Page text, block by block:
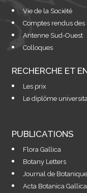
Vie de la Société
Comptes rendus des
Antenne Sud-Ouest
Colloques
RECHERCHE ET
Les prix
Le diplôme
PUBLICATIONS
Flora Gallica
Botany Letters
Journal de Botanique
Acta Botanica Gallica